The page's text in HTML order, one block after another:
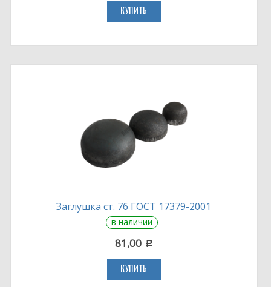
КУПИТЬ
Заглушка ст. 76 ГОСТ 17379-2001
в наличии
81,00 c
КУПИТЬ